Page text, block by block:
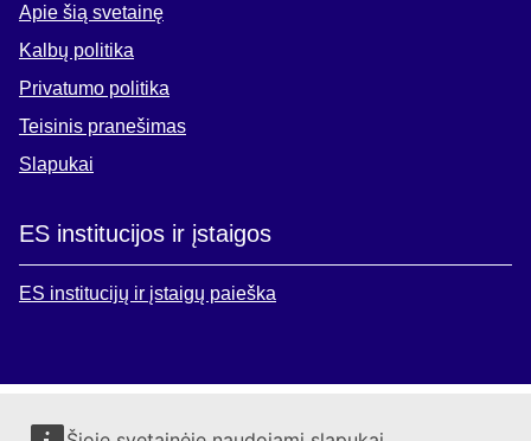
Apie šią svetainę
Kalbų politika
Privatumo politika
Teisinis pranešimas
Slapukai
ES institucijos ir įstaigos
ES institucijų ir įstaigų paieška